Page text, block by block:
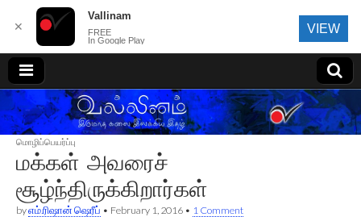
வல்லினம்
மொழிப்பெயர்ப்பு
மக்கள் அவரைச்
சூழ்ந்திருக்கிறார்கள்
byஎம்.ரிஷான் ஷெரீப் • February 1, 2016 • 1 Comment
✕
Vallinam
FREE
In Google Play
VIEW